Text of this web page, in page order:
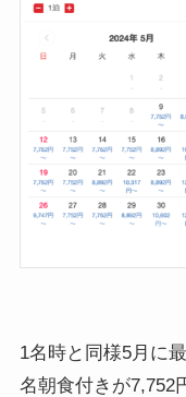
1名時と同様5月に
名朝食付きが7,752